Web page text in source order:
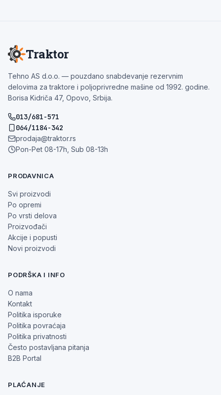
Traktor
Tehno AS d.o.o. — pouzdano snabdevanje rezervnim
delovima za traktore i poljoprivredne mašine od 1992. godine.
Borisa Kidriča 47, Opovo, Srbija.
013/681-571
064/1184-342
prodaja@traktor.rs
Pon-Pet 08-17h, Sub 08-13h
PRODAVNICA
Svi proizvodi
Po opremi
Po vrsti delova
Proizvođači
Akcije i popusti
Novi proizvodi
PODRŠKA I INFO
O nama
Kontakt
Politika isporuke
Politika povraćaja
Politika privatnosti
Često postavljana pitanja
B2B Portal
PLAĆANJE